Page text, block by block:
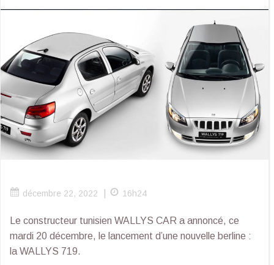
décembre 22, 2022 16h24
Le constructeur tunisien WALLYS CAR a annoncé, ce
mardi 20 décembre, le lancement d’une nouvelle berline :
la WALLYS 719.